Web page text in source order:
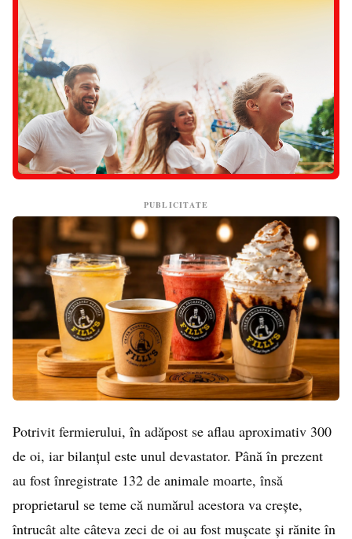
PUBLICITATE
Potrivit fermierului, în adăpost se aflau aproximativ 300
de oi, iar bilanțul este unul devastator. Până în prezent
au fost înregistrate 132 de animale moarte, însă
proprietarul se teme că numărul acestora va crește,
întrucât alte câteva zeci de oi au fost mușcate și rănite în